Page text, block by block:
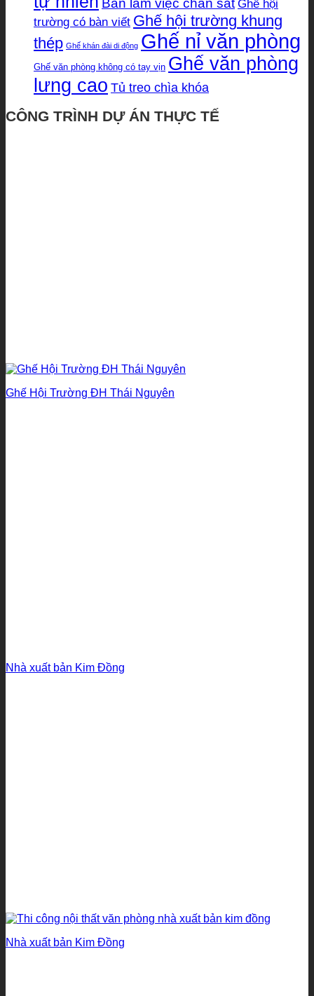
Ghế hội
trường có bàn viết Ghế hội trường khung
thép Ghế khán đài di động Ghế nỉ văn phòng
Ghế văn phòng không có tay vịn Ghế văn phòng
lưng cao Tủ treo chìa khóa
CÔNG TRÌNH DỰ ÁN THỰC TẾ
Ghế Hội Trường ĐH Thái Nguyên
Nhà xuất bản Kim Đồng
Nhà xuất bản Kim Đồng